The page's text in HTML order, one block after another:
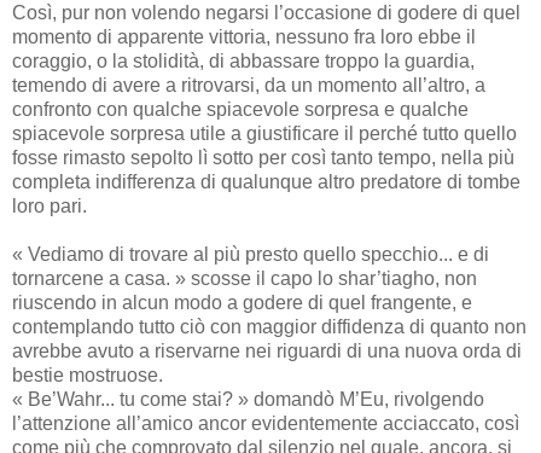
Così, pur non volendo negarsi l’occasione di godere di quel
momento di apparente vittoria, nessuno fra loro ebbe il
coraggio, o la stolidità, di abbassare troppo la guardia,
temendo di avere a ritrovarsi, da un momento all’altro, a
confronto con qualche spiacevole sorpresa e qualche
spiacevole sorpresa utile a giustificare il perché tutto quello
fosse rimasto sepolto lì sotto per così tanto tempo, nella più
completa indifferenza di qualunque altro predatore di tombe
loro pari.
« Vediamo di trovare al più presto quello specchio... e di
tornarcene a casa. » scosse il capo lo shar’tiagho, non
riuscendo in alcun modo a godere di quel frangente, e
contemplando tutto ciò con maggior diffidenza di quanto non
avrebbe avuto a riservarne nei riguardi di una nuova orda di
bestie mostruose.
« Be’Wahr... tu come stai? » domandò M’Eu, rivolgendo
l’attenzione all’amico ancor evidentemente acciaccato, così
come più che comprovato dal silenzio nel quale, ancora, si